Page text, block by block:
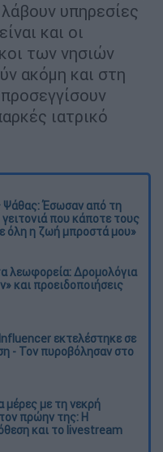
υπηρεσίες
και οι
των νησιών
ακόμη και στη
ιατρικό
Ψάθας: Έσωσαν από τη
που κάποτε τους
όλη η ζωή μπροστά μου»
λεωφορεία: Δρομολόγια
και προειδοποιήσεις
εκτελέστηκε σε
- Τον πυροβόλησαν στο
μέρες με τη νεκρή
πρώην της: Η
και το livestream